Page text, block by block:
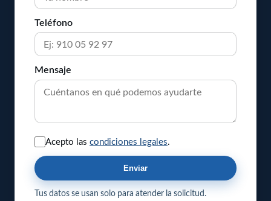
Teléfono
Mensaje
Acepto las condiciones legales
Enviar
Tus datos se usan solo para atender la solicitud.